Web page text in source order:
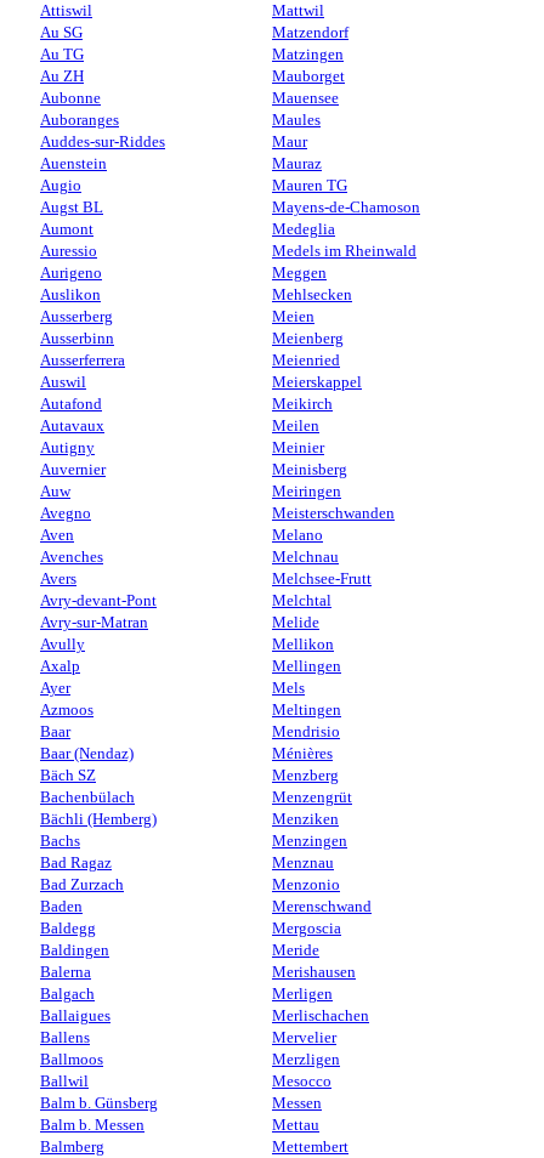
Attiswil
Au SG
Au TG
Au ZH
Aubonne
Auboranges
Auddes-sur-Riddes
Auenstein
Augio
Augst BL
Aumont
Auressio
Aurigeno
Auslikon
Ausserberg
Ausserbinn
Ausserferrera
Auswil
Autafond
Autavaux
Autigny
Auvernier
Auw
Avegno
Aven
Avenches
Avers
Avry-devant-Pont
Avry-sur-Matran
Avully
Axalp
Ayer
Azmoos
Baar
Baar (Nendaz)
Bäch SZ
Bachenbülach
Bächli (Hemberg)
Bachs
Bad Ragaz
Bad Zurzach
Baden
Baldegg
Baldingen
Balerna
Balgach
Ballaigues
Ballens
Ballmoos
Ballwil
Balm b. Günsberg
Balm b. Messen
Balmberg
Mattwil
Matzendorf
Matzingen
Mauborget
Mauensee
Maules
Maur
Mauraz
Mauren TG
Mayens-de-Chamoson
Medeglia
Medels im Rheinwald
Meggen
Mehlsecken
Meien
Meienberg
Meienried
Meierskappel
Meikirch
Meilen
Meinier
Meinisberg
Meiringen
Meisterschwanden
Melano
Melchnau
Melchsee-Frutt
Melchtal
Melide
Mellikon
Mellingen
Mels
Meltingen
Mendrisio
Ménières
Menzberg
Menzengrüt
Menziken
Menzingen
Menznau
Menzonio
Merenschwand
Mergoscia
Meride
Merishausen
Merligen
Merlischachen
Mervelier
Merzligen
Mesocco
Messen
Mettau
Mettembert